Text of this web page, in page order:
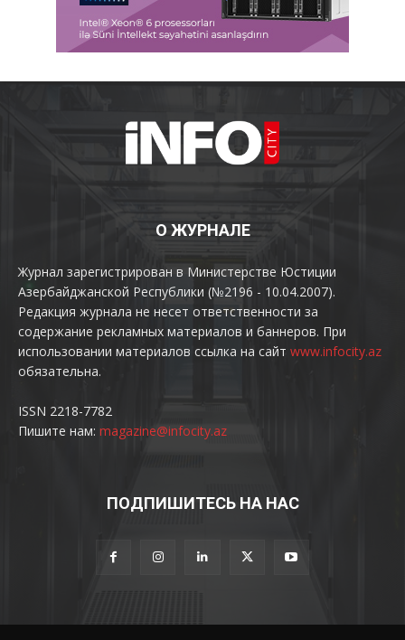
О ЖУРНАЛЕ
Журнал зарегистрирован в Министерстве Юстиции
Азербайджанской Республики (№2196 - 10.04.2007).
Редакция журнала не несет ответственности за
содержание рекламных материалов и баннеров. При
использовании материалов ссылка на сайт www.infocity.az
обязательна.
ISSN 2218-7782
Пишите нам: magazine@infocity.az
ПОДПИШИТЕСЬ НА НАС